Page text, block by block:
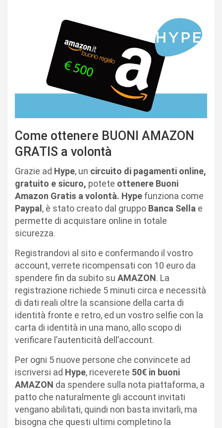
Come ottenere BUONI AMAZON
GRATIS a volontà
Grazie ad Hype, un circuito di pagamenti online,
gratuito e sicuro, potete ottenere Buoni
Amazon Gratis a volontà. Hype funziona come
Paypal , è stato creato dal gruppo Banca Sella e
permette di acquistare online in totale
sicurezza.
Registrandovi al sito e confermando il vostro
account, verrete ricompensati con 10 euro da
spendere fin da subito su AMAZON. La
registrazione richiede 5 minuti circa e necessità
di dati reali oltre la scansione della carta di
identità fronte e retro, ed un vostro selfie con la
carta di identità in una mano, allo scopo di
verificare l’autenticità dell’account.
Per ogni 5 nuove persone che convincete ad
iscriversi ad Hype, riceverete 50€ in buoni
AMAZON da spendere sulla nota piattaforma, a
patto che naturalmente gli account invitati
vengano abilitati, quindi non basta invitarli, ma
bisogna che questi ultimi completino la